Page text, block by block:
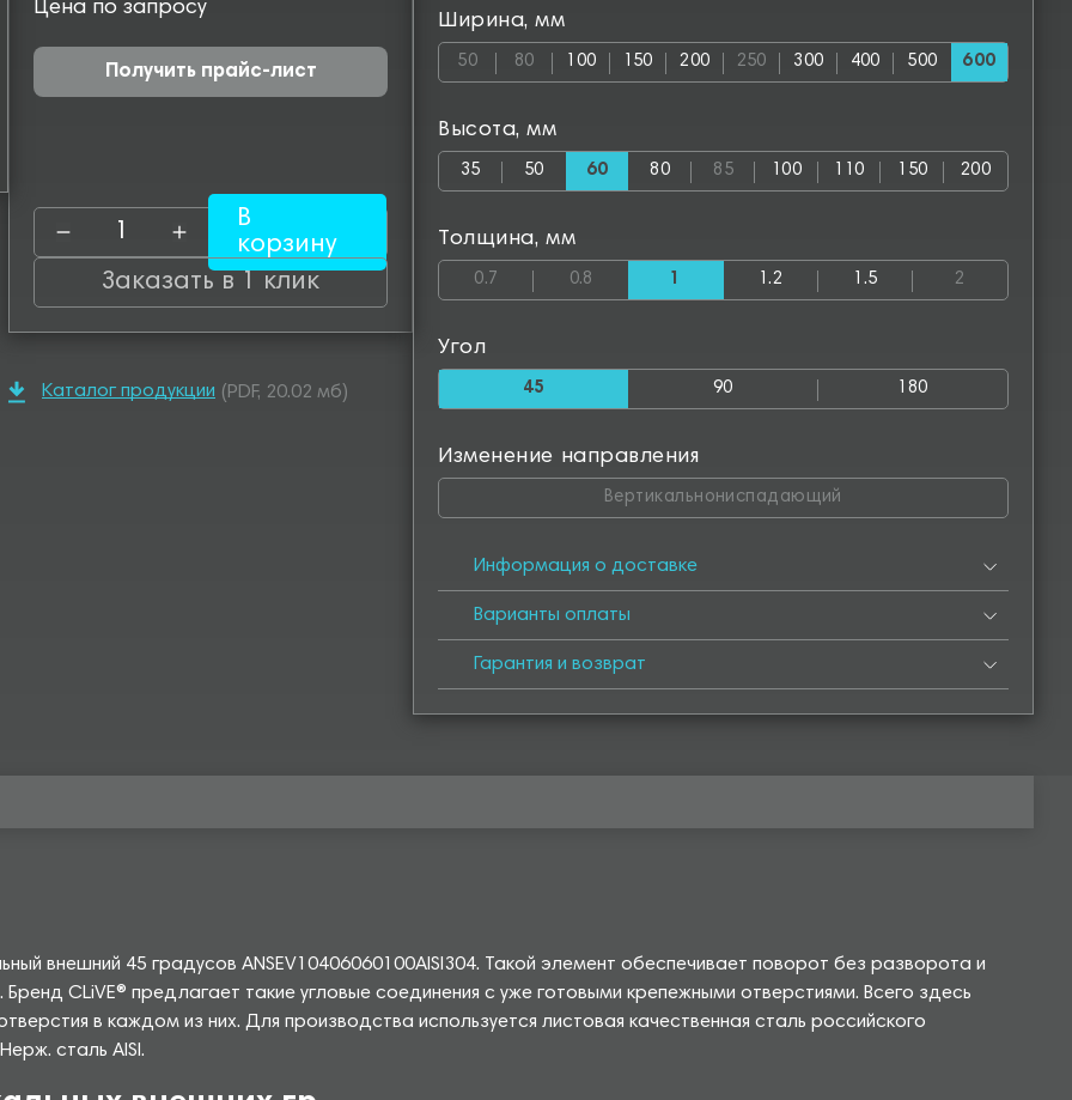
Цена по запросу
Получить прайс-лист
В
корзину
Заказать в 1 клик
Каталог продукции (PDF, 20.02 мб)
Ширина, мм
50 80 100 150 200 250 300 400 500 600
Высота, мм
35 50 60 80 85 100 110 150 200
Толщина, мм
0.7 0.8 1 1.2 1.5 2
Угол
45 90 180
Изменение направления
Вертикальнониспадающий
Информация о доставке
Варианты оплаты
Гарантия и возврат
внешний 45 градусов ANSEV10406060100AISI304. Такой элемент обеспечивает поворот без разворота и
CLiVE® предлагает такие угловые соединения с уже готовыми крепежными отверстиями. Всего здесь
в каждом из них. Для производства используется листовая качественная сталь российского
сталь AISI.